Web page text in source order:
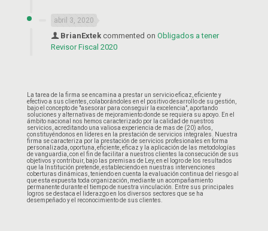
abril 3, 2020
BrianExtek commented on Obligados a tener
Revisor Fiscal 2020
La tarea de la firma se encamina a prestar un servicio eficaz, eficiente y
efectivo a sus clientes, colaborándoles en el positivo desarrollo de su gestión,
bajo el concepto de "asesorar para conseguir la excelencia", aportando
soluciones y alternativas de mejoramiento donde se requiera su apoyo. En el
ámbito nacional nos hemos caracterizado por la calidad de nuestros
servicios, acreditando una valiosa experiencia de mas de (20) años,
constituyéndonos en líderes en la prestación de servicios integrales. Nuestra
firma se caracteriza por la prestación de servicios profesionales en forma
personalizada, oportuna, eficiente, eficaz y la aplicación de las metodologías
de vanguardia, con el fin de facilitar a nuestros clientes la consecución de sus
objetivos y contribuir, bajo las premisas de Ley, en el logro de los resultados
que la Institución pretende, estableciendo en nuestras intervenciones
coberturas dinámicas, teniendo en cuenta la evaluación continua del riesgo al
que esta expuesta toda organización, mediante un acompañamiento
permanente durante el tiempo de nuestra vinculación. Entre sus principales
logros se destaca el liderazgo en los diversos sectores que se ha
desempeñado y el reconocimiento de sus clientes.